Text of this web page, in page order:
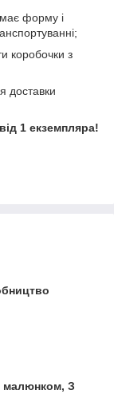
форму і
коробочки з
доставки
1 екземпляра!
малюнком, З